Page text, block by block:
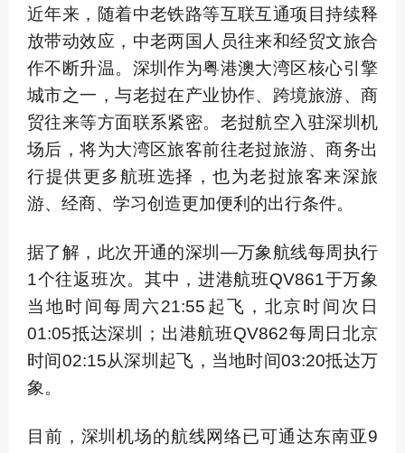
近年来，随着中老铁路等互联互通项目持续释
放带动效应，中老两国人员往来和经贸文旅合
作不断升温。深圳作为粤港澳大湾区核心引擎
城市之一，与老挝在产业协作、跨境旅游、商
贸往来等方面联系紧密。老挝航空入驻深圳机
场后，将为大湾区旅客前往老挝旅游、商务出
行提供更多航班选择，也为老挝旅客来深旅
游、经商、学习创造更加便利的出行条件。
据了解，此次开通的深圳—万象航线每周执行
1个往返班次。其中，进港航班QV861于万象
当地时间每周六21:55起飞，北京时间次日
01:05抵达深圳；出港航班QV862每周日北京
时间02:15从深圳起飞，当地时间03:20抵达万
象。
目前，深圳机场的航线网络已可通达东南亚9